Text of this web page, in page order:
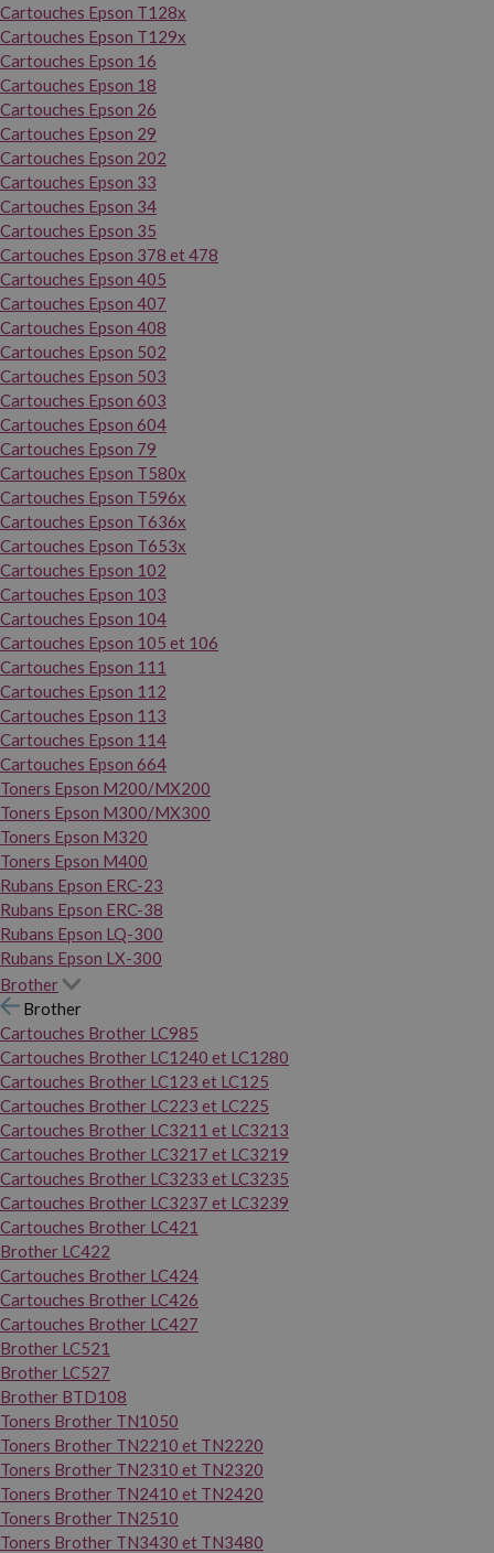
Cartouches Epson T128x
Cartouches Epson T129x
Cartouches Epson 16
Cartouches Epson 18
Cartouches Epson 26
Cartouches Epson 29
Cartouches Epson 202
Cartouches Epson 33
Cartouches Epson 34
Cartouches Epson 35
Cartouches Epson 378 et 478
Cartouches Epson 405
Cartouches Epson 407
Cartouches Epson 408
Cartouches Epson 502
Cartouches Epson 503
Cartouches Epson 603
Cartouches Epson 604
Cartouches Epson 79
Cartouches Epson T580x
Cartouches Epson T596x
Cartouches Epson T636x
Cartouches Epson T653x
Cartouches Epson 102
Cartouches Epson 103
Cartouches Epson 104
Cartouches Epson 105 et 106
Cartouches Epson 111
Cartouches Epson 112
Cartouches Epson 113
Cartouches Epson 114
Cartouches Epson 664
Toners Epson M200/MX200
Toners Epson M300/MX300
Toners Epson M320
Toners Epson M400
Rubans Epson ERC-23
Rubans Epson ERC-38
Rubans Epson LQ-300
Rubans Epson LX-300
Brother
Brother
Cartouches Brother LC985
Cartouches Brother LC1240 et LC1280
Cartouches Brother LC123 et LC125
Cartouches Brother LC223 et LC225
Cartouches Brother LC3211 et LC3213
Cartouches Brother LC3217 et LC3219
Cartouches Brother LC3233 et LC3235
Cartouches Brother LC3237 et LC3239
Cartouches Brother LC421
Brother LC422
Cartouches Brother LC424
Cartouches Brother LC426
Cartouches Brother LC427
Brother LC521
Brother LC527
Brother BTD108
Toners Brother TN1050
Toners Brother TN2210 et TN2220
Toners Brother TN2310 et TN2320
Toners Brother TN2410 et TN2420
Toners Brother TN2510
Toners Brother TN3430 et TN3480